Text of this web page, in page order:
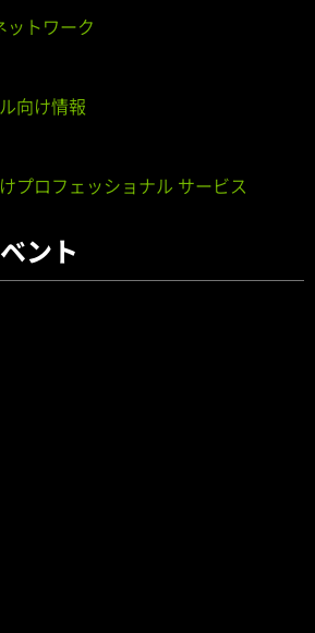
ットワーク
向け情報
プロフェッショナル サービス
ント